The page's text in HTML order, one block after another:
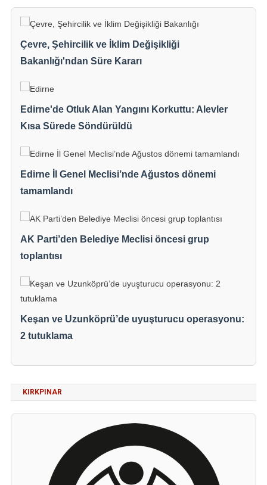
Çevre, Şehircilik ve İklim Değişikliği
Bakanlığı'ndan Süre Kararı
Edirne'de Otluk Alan Yangını Korkuttu: Alevler
Kısa Sürede Söndürüldü
Edirne İl Genel Meclisi’nde Ağustos dönemi
tamamlandı
AK Parti’den Belediye Meclisi öncesi grup
toplantısı
Keşan ve Uzunköprü’de uyuşturucu operasyonu:
2 tutuklama
KIRKPINAR